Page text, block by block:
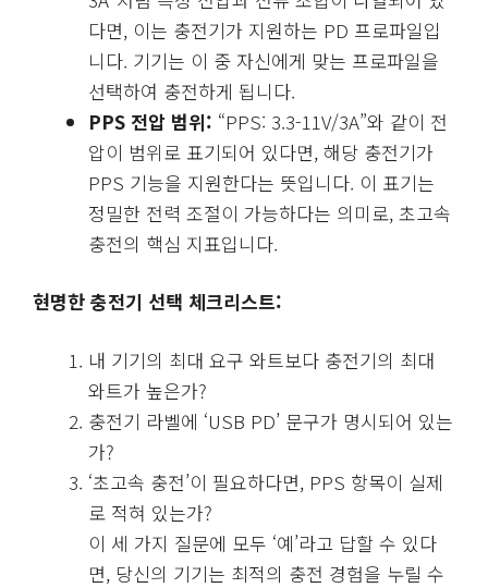
다면, 이는 충전기가 지원하는 PD 프로파일입
니다. 기기는 이 중 자신에게 맞는 프로파일을
선택하여 충전하게 됩니다.
PPS 전압 범위: “PPS: 3.3-11V/3A”와 같이 전
압이 범위로 표기되어 있다면, 해당 충전기가
PPS 기능을 지원한다는 뜻입니다. 이 표기는
정밀한 전력 조절이 가능하다는 의미로, 초고속
충전의 핵심 지표입니다.
현명한 충전기 선택 체크리스트:
내 기기의 최대 요구 와트보다 충전기의 최대
와트가 높은가?
충전기 라벨에 ‘USB PD’ 문구가 명시되어 있는
가?
‘초고속 충전’이 필요하다면, PPS 항목이 실제
로 적혀 있는가?
이 세 가지 질문에 모두 ‘예’라고 답할 수 있다
면, 당신의 기기는 최적의 충전 경험을 누릴 수